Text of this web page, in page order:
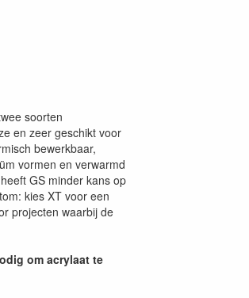
soorten
en zeer geschikt voor
bewerkbaar,
vormen en verwarmd
GS minder kans op
kies XT voor een
projecten waarbij de
om acrylaat te